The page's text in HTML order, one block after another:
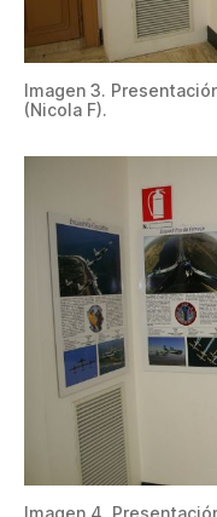
Imagen 3.
(Nicola F).